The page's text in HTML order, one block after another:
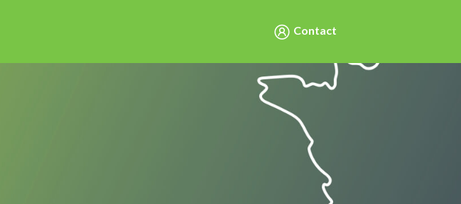
Contact